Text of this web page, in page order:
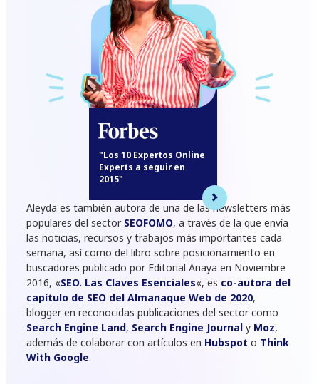
"Los 10 Expertos Online
Experts a seguir en
2015"
Aleyda es también autora de una de las newsletters más
populares del sector SEOFOMO, a través de la que envía
las noticias, recursos y trabajos más importantes cada
semana, así como del libro sobre posicionamiento en
buscadores publicado por Editorial Anaya en Noviembre
2016, «SEO. Las Claves Esenciales«, es co-autora del
capítulo de SEO del Almanaque Web de 2020,
blogger en reconocidas publicaciones del sector como
Search Engine Land, Search Engine Journaly Moz,
además de colaborar con artículos en Hubspot o Think
With Google.